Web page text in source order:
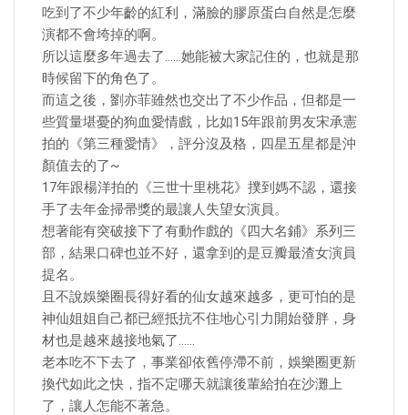
吃到了不少年齡的紅利，滿臉的膠原蛋白自然是怎麼
演都不會垮掉的啊。
所以這麼多年過去了……她能被大家記住的，也就是那
時候留下的角色了。
而這之後，劉亦菲雖然也交出了不少作品，但都是一
些質量堪憂的狗血愛情戲，比如15年跟前男友宋承憲
拍的《第三種愛情》，評分沒及格，四星五星都是沖
顏值去的了~
17年跟楊洋拍的《三世十里桃花》撲到媽不認，還接
手了去年金掃帚獎的最讓人失望女演員。
想著能有突破接下了有動作戲的《四大名鋪》系列三
部，結果口碑也並不好，還拿到的是豆瓣最渣女演員
提名。
且不說娛樂圈長得好看的仙女越來越多，更可怕的是
神仙姐姐自己都已經抵抗不住地心引力開始發胖，身
材也是越來越接地氣了……
老本吃不下去了，事業卻依舊停滯不前，娛樂圈更新
換代如此之快，指不定哪天就讓後輩給拍在沙灘上
了，讓人怎能不著急。